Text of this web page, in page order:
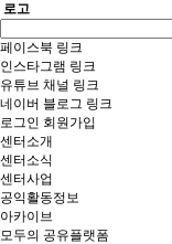
로고
페이스북 링크
인스타그램 링크
유튜브 채널 링크
네이버 블로그 링크
로그인 회원가입
센터소개
센터소식
센터사업
공익활동정보
아카이브
모두의 공유플랫폼